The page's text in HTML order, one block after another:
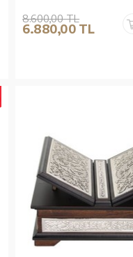
8.600,00 TL
6.880,00 TL